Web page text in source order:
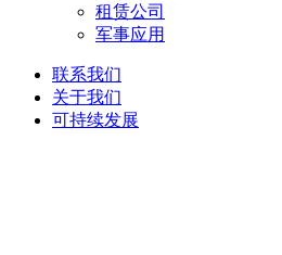
租赁公司
军事应用
联系我们
关于我们
可持续发展